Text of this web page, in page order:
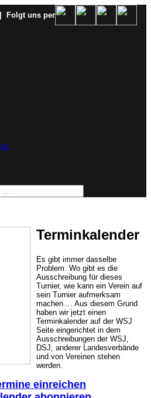
| Folgt uns per
Terminkalender
Es gibt immer dasselbe
Problem. Wo gibt es die
Ausschreibung für dieses
Turnier, wie kann ein Verein auf
sein Turnier aufmerksam
machen.... Aus diesem Grund
haben wir jetzt einen
Terminkalender auf der WSJ
Seite eingerichtet in dem
Ausschreibungen der WSJ,
DSJ, anderer Landesverbände
und von Vereinen stehen
werden.
einreichen